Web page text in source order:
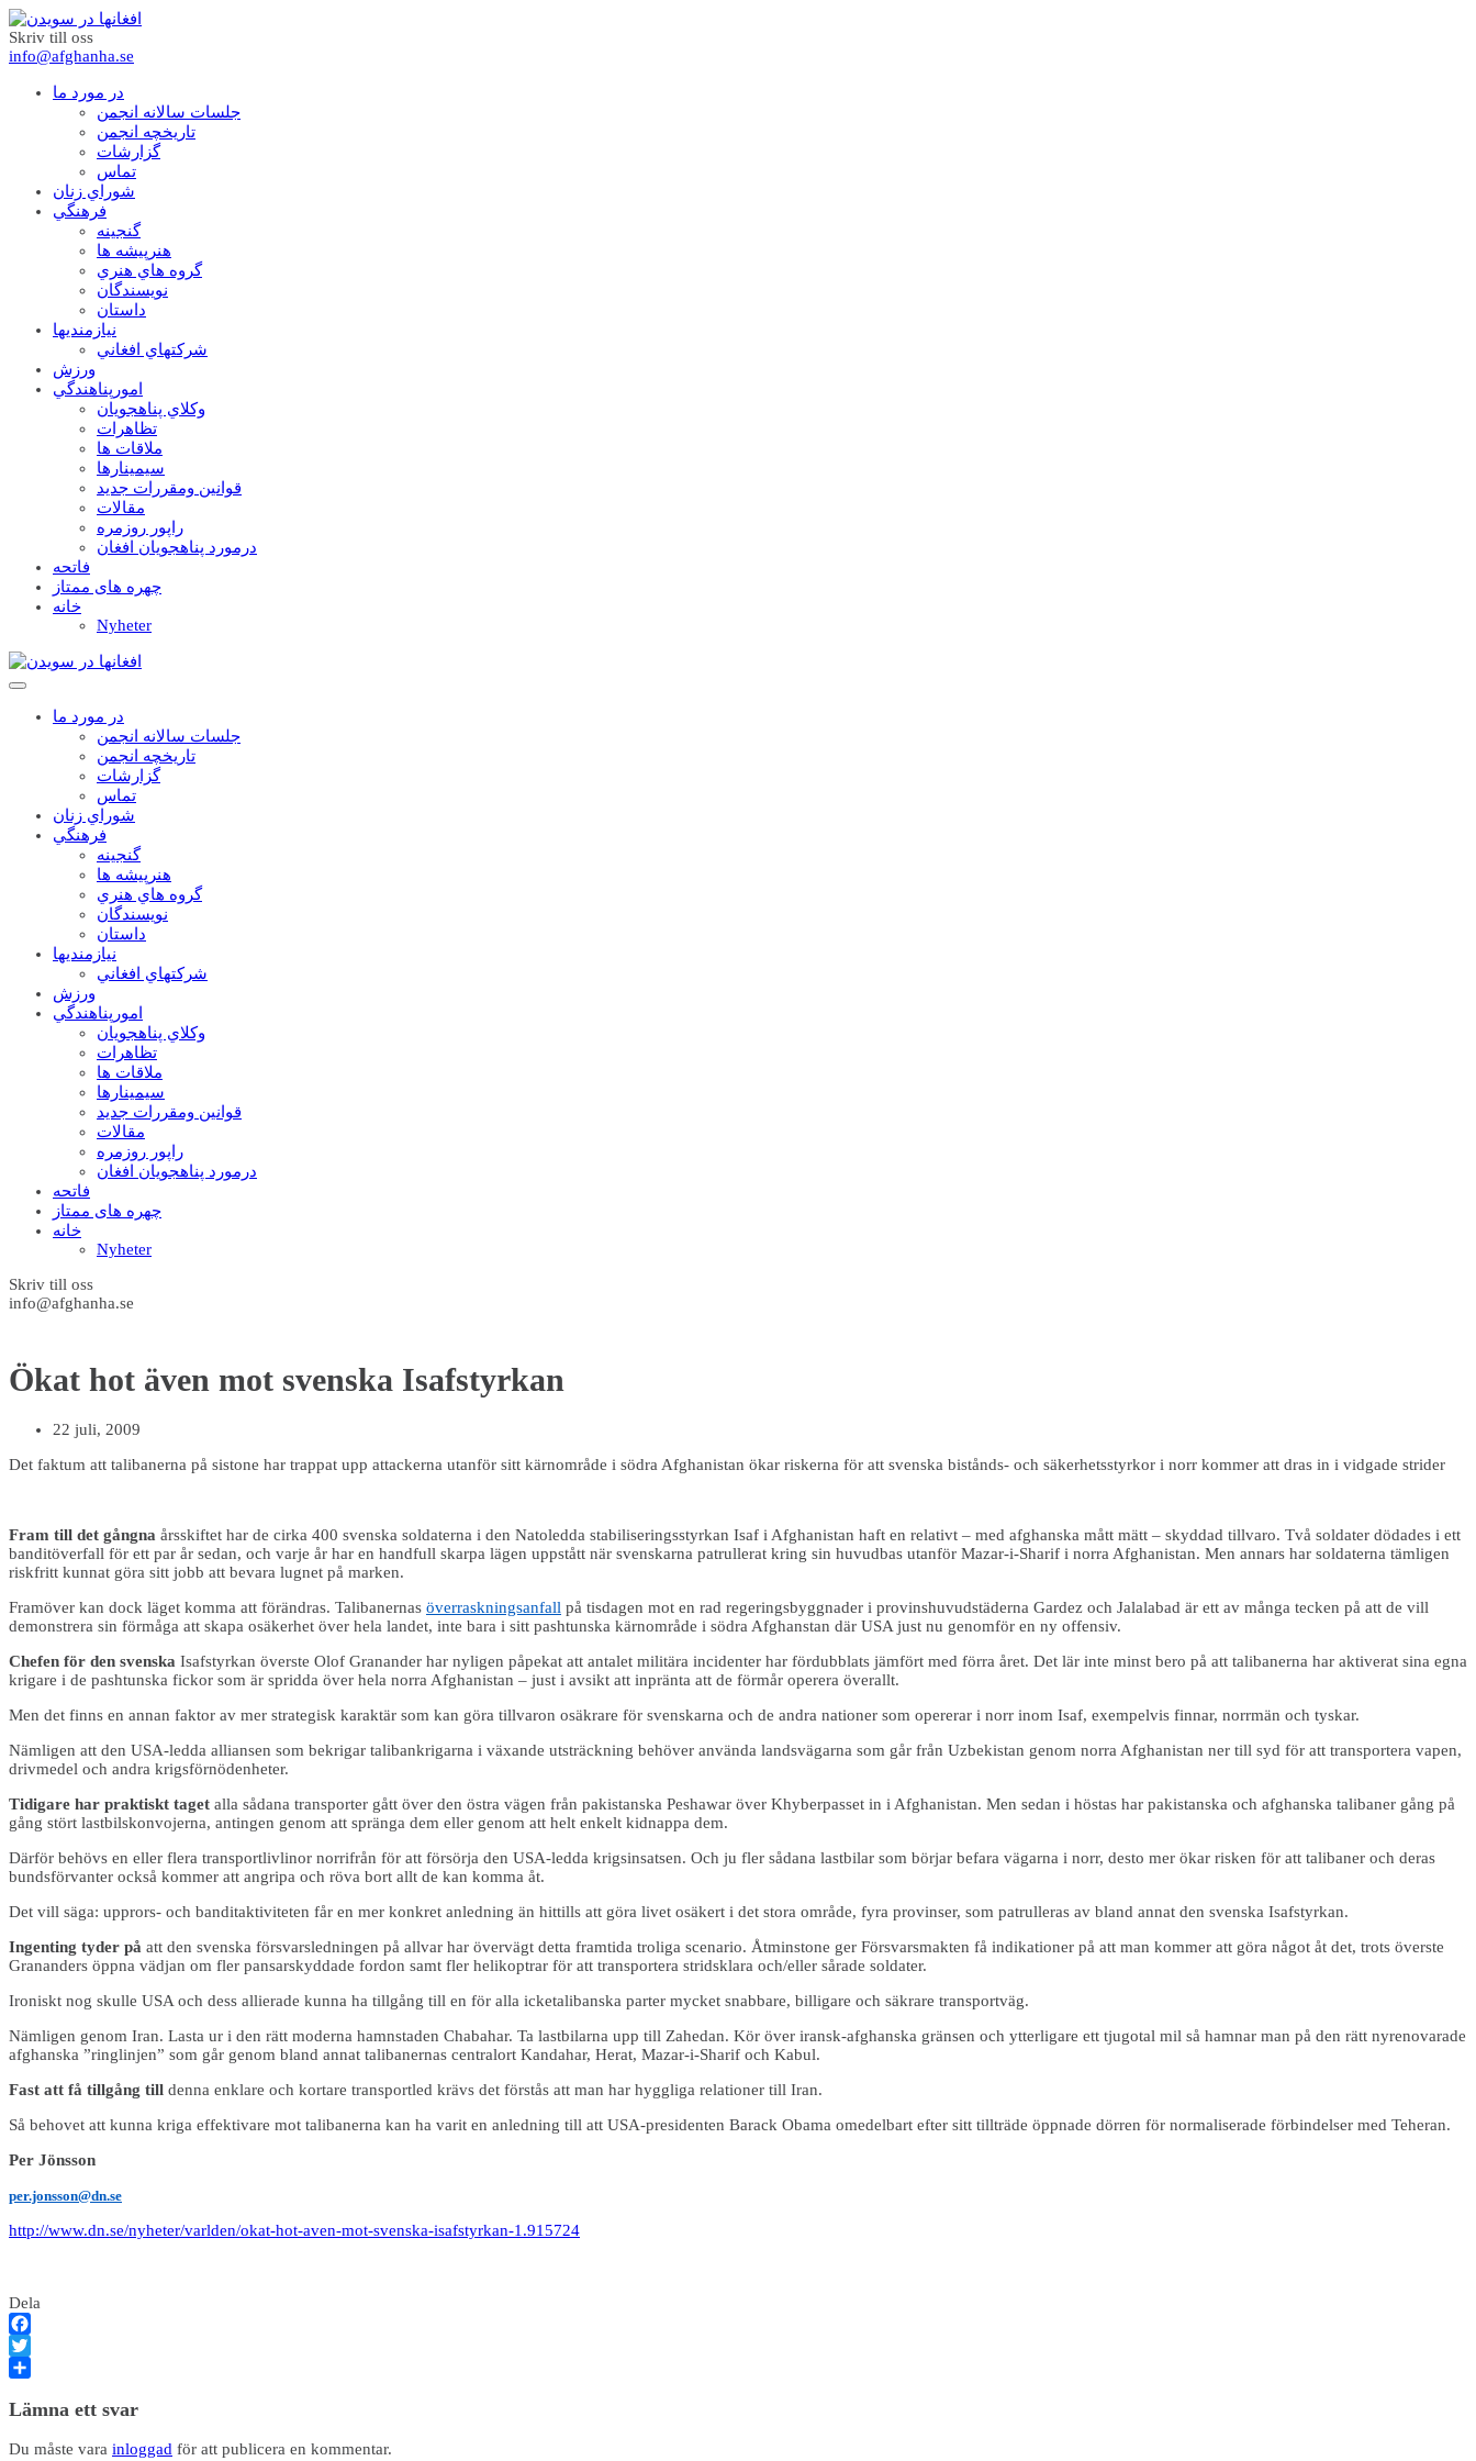
Skriv till oss
info@afghanha.se
در مورد ما
جلسات سالانه انجمن
تاریخچه انجمن
گزارشات
تماس
شوراي زنان
فرهنگي
گنجينه
هنرپيشه ها
گروه هاي هنري
نويسندگان
داستان
نيازمنديها
شرکتهاي افغاني
ورزش
امورپناهندگي
وکلاي پناهجويان
تظاهرات
ملاقات ها
سيمينارها
قوانين ومقررات جديد
مقالات
راپور روزمره
درمورد پناهجويان افغان
فاتحه
چهره های ممتاز
خانه
Nyheter
در مورد ما
جلسات سالانه انجمن
تاریخچه انجمن
گزارشات
تماس
شوراي زنان
فرهنگي
گنجينه
هنرپيشه ها
گروه هاي هنري
نويسندگان
داستان
نيازمنديها
شرکتهاي افغاني
ورزش
امورپناهندگي
وکلاي پناهجويان
تظاهرات
ملاقات ها
سيمينارها
قوانين ومقررات جديد
مقالات
راپور روزمره
درمورد پناهجويان افغان
فاتحه
چهره های ممتاز
خانه
Nyheter
Skriv till oss
info@afghanha.se
Ökat hot även mot svenska Isafstyrkan
22 juli, 2009
Det faktum att talibanerna på sistone har trappat upp attackerna utanför sitt kärnområde i södra Afghanistan ökar riskerna för att svenska bistånds- och säkerhetsstyrkor i norr kommer att dras in i vidgade strider
Fram till det gångna årsskiftet har de cirka 400 svenska soldaterna i den Natoledda stabiliseringsstyrkan Isaf i Afghanistan haft en relativt – med afghanska mått mätt – skyddad tillvaro. Två soldater dödades i ett
banditöverfall för ett par år sedan, och varje år har en handfull skarpa lägen uppstått när svenskarna patrullerat kring sin huvudbas utanför Mazar-i-Sharif i norra Afghanistan. Men annars har soldaterna tämligen
riskfritt kunnat göra sitt jobb att bevara lugnet på marken.
Framöver kan dock läget komma att förändras. Talibanernas överraskningsanfall på tisdagen mot en rad regeringsbyggnader i provinshuvudstäderna Gardez och Jalalabad är ett av många tecken på att de vill
demonstrera sin förmåga att skapa osäkerhet över hela landet, inte bara i sitt pashtunska kärnområde i södra Afghanstan där USA just nu genomför en ny offensiv.
Chefen för den svenska Isafstyrkan överste Olof Granander har nyligen påpekat att antalet militära incidenter har fördubblats jämfört med förra året. Det lär inte minst bero på att talibanerna har aktiverat sina egna
krigare i de pashtunska fickor som är spridda över hela norra Afghanistan – just i avsikt att inpränta att de förmår operera överallt.
Men det finns en annan faktor av mer strategisk karaktär som kan göra tillvaron osäkrare för svenskarna och de andra nationer som opererar i norr inom Isaf, exempelvis finnar, norrmän och tyskar.
Nämligen att den USA-ledda alliansen som bekrigar talibankrigarna i växande utsträckning behöver använda landsvägarna som går från Uzbekistan genom norra Afghanistan ner till syd för att transportera vapen,
drivmedel och andra krigsförnödenheter.
Tidigare har praktiskt taget alla sådana transporter gått över den östra vägen från pakistanska Peshawar över Khyberpasset in i Afghanistan. Men sedan i höstas har pakistanska och afghanska talibaner gång på
gång stört lastbilskonvojerna, antingen genom att spränga dem eller genom att helt enkelt kidnappa dem.
Därför behövs en eller flera transportlivlinor norrifrån för att försörja den USA-ledda krigsinsatsen. Och ju fler sådana lastbilar som börjar befara vägarna i norr, desto mer ökar risken för att talibaner och deras
bundsförvanter också kommer att angripa och röva bort allt de kan komma åt.
Det vill säga: upprors- och banditaktiviteten får en mer konkret anledning än hittills att göra livet osäkert i det stora område, fyra provinser, som patrulleras av bland annat den svenska Isafstyrkan.
Ingenting tyder på att den svenska försvarsledningen på allvar har övervägt detta framtida troliga scenario. Åtminstone ger Försvarsmakten få indikationer på att man kommer att göra något åt det, trots överste
Grananders öppna vädjan om fler pansarskyddade fordon samt fler helikoptrar för att transportera stridsklara och/eller sårade soldater.
Ironiskt nog skulle USA och dess allierade kunna ha tillgång till en för alla icketalibanska parter mycket snabbare, billigare och säkrare transportväg.
Nämligen genom Iran. Lasta ur i den rätt moderna hamnstaden Chabahar. Ta lastbilarna upp till Zahedan. Kör över iransk-afghanska gränsen och ytterligare ett tjugotal mil så hamnar man på den rätt nyrenovarade
afghanska ”ringlinjen” som går genom bland annat talibanernas centralort Kandahar, Herat, Mazar-i-Sharif och Kabul.
Fast att få tillgång till denna enklare och kortare transportled krävs det förstås att man har hyggliga relationer till Iran.
Så behovet att kunna kriga effektivare mot talibanerna kan ha varit en anledning till att USA-presidenten Barack Obama omedelbart efter sitt tillträde öppnade dörren för normaliserade förbindelser med Teheran.
Per Jönsson
per.jonsson@dn.se
http://www.dn.se/nyheter/varlden/okat-hot-aven-mot-svenska-isafstyrkan-1.915724
Dela
Facebook
Twitter
Lämna ett svar
Du måste vara inloggad för att publicera en kommentar.